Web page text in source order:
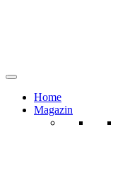
Home
Magazin